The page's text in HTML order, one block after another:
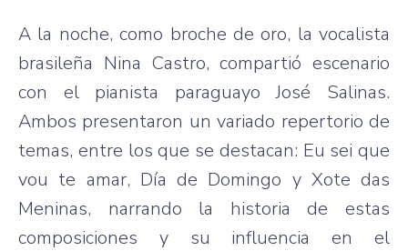
A la noche, como broche de oro, la vocalista
brasileña Nina Castro, compartió escenario
con el pianista paraguayo José Salinas.
Ambos presentaron un variado repertorio de
temas, entre los que se destacan: Eu sei que
vou te amar, Día de Domingo y Xote das
Meninas, narrando la historia de estas
composiciones y su influencia en el